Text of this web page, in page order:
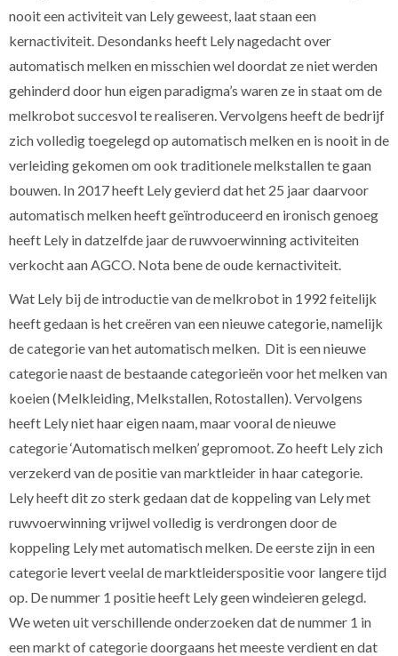
nooit een activiteit van Lely geweest, laat staan een
kernactiviteit. Desondanks heeft Lely nagedacht over
automatisch melken en misschien wel doordat ze niet werden
gehinderd door hun eigen paradigma’s waren ze in staat om de
melkrobot succesvol te realiseren. Vervolgens heeft de bedrijf
zich volledig toegelegd op automatisch melken en is nooit in de
verleiding gekomen om ook traditionele melkstallen te gaan
bouwen. In 2017 heeft Lely gevierd dat het 25 jaar daarvoor
automatisch melken heeft geïntroduceerd en ironisch genoeg
heeft Lely in datzelfde jaar de ruwvoerwinning activiteiten
verkocht aan AGCO. Nota bene de oude kernactiviteit.
Wat Lely bij de introductie van de melkrobot in 1992 feitelijk
heeft gedaan is het creëren van een nieuwe categorie, namelijk
de categorie van het automatisch melken. Dit is een nieuwe
categorie naast de bestaande categorieën voor het melken van
koeien (Melkleiding, Melkstallen, Rotostallen). Vervolgens
heeft Lely niet haar eigen naam, maar vooral de nieuwe
categorie ‘Automatisch melken’ gepromoot. Zo heeft Lely zich
verzekerd van de positie van marktleider in haar categorie.
Lely heeft dit zo sterk gedaan dat de koppeling van Lely met
ruwvoerwinning vrijwel volledig is verdrongen door de
koppeling Lely met automatisch melken. De eerste zijn in een
categorie levert veelal de marktleiderspositie voor langere tijd
op. De nummer 1 positie heeft Lely geen windeieren gelegd.
We weten uit verschillende onderzoeken dat de nummer 1 in
een markt of categorie doorgaans het meeste verdient en dat